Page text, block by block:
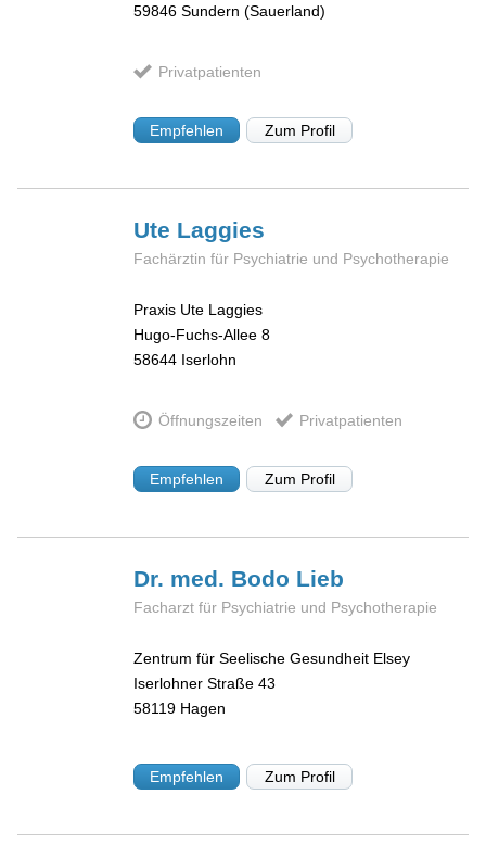
59846 Sundern (Sauerland)
Privatpatienten
Empfehlen Zum Profil
Ute Laggies
Fachärztin für Psychiatrie und Psychotherapie
Praxis Ute Laggies
Hugo-Fuchs-Allee 8
58644 Iserlohn
Öffnungszeiten Privatpatienten
Empfehlen Zum Profil
Dr. med. Bodo Lieb
Facharzt für Psychiatrie und Psychotherapie
Zentrum für Seelische Gesundheit Elsey
Iserlohner Straße 43
58119 Hagen
Empfehlen Zum Profil